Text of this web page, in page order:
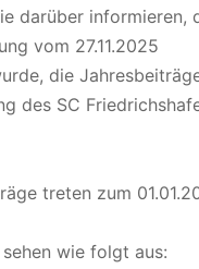
darüber informieren,
vom 27.11.2025
die
des SC
treten zum
wie folgt aus: